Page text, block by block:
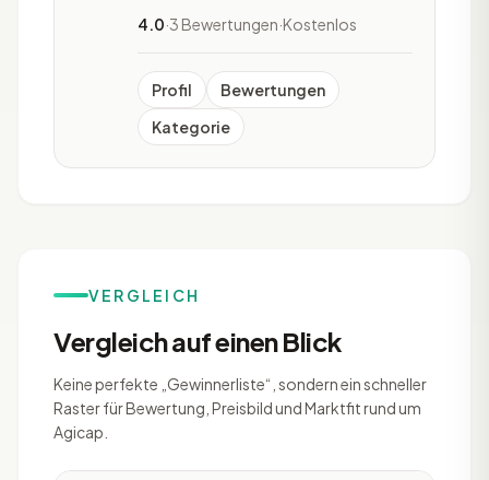
4.0·3 Bewertungen·Kostenlos
Profil
Bewertungen
Kategorie
VERGLEICH
Vergleich auf einen Blick
Keine perfekte „Gewinnerliste“, sondern ein schneller
Raster für Bewertung, Preisbild und Marktfit rund um
Agicap.